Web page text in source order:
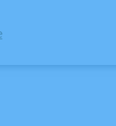
CHAMBRE